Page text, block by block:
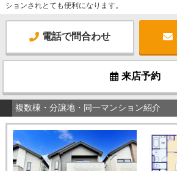
ションされとても便利になります。
電話で問合わせ
来店予約
複数棟・分譲地・同一マンション紹介